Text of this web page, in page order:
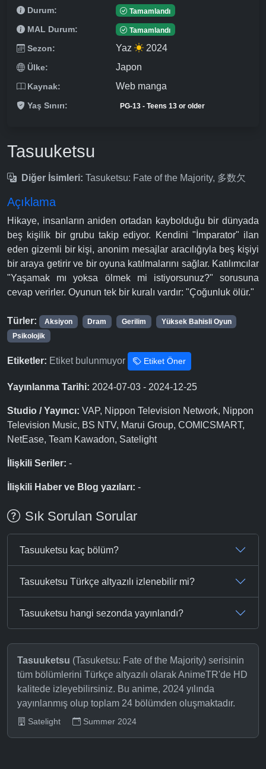
Durum: Tamamlandı
MAL Durum: Tamamlandı
Sezon: Yaz 2024
Ülke: Japon
Kaynak: Web manga
Yaş Sınırı: PG-13 - Teens 13 or older
Tasuuketsu
Diğer İsimleri: Tasuketsu: Fate of the Majority, 多数欠
Açıklama
Hikaye, insanların aniden ortadan kaybolduğu bir dünyada
beş kişilik bir grubu takip ediyor. Kendini "İmparator" ilan
eden gizemli bir kişi, anonim mesajlar aracılığıyla beş kişiyi
bir araya getirir ve bir oyuna katılmalarını sağlar. Katılımcılar
"Yaşamak mı yoksa ölmek mi istiyorsunuz?" sorusuna
cevap verirler. Oyunun tek bir kuralı vardır: "Çoğunluk ölür."
Türler: Aksiyon Dram Gerilim
Yüksek Bahisli Oyun
Psikolojik
Etiketler: Etiket bulunmuyor Etiket Öner
Yayınlanma Tarihi: 2024-07-03 - 2024-12-25
Studio / Yayıncı: VAP, Nippon Television Network, Nippon
Television Music, BS NTV, Marui Group, COMICSMART,
NetEase, Team Kawadon, Satelight
İlişkili Seriler: -
İlişkili Haber ve Blog yazıları: -
Sık Sorulan Sorular
Tasuuketsu kaç bölüm?
Tasuuketsu Türkçe altyazılı izlenebilir mi?
Tasuuketsu hangi sezonda yayınlandı?
Tasuuketsu (Tasuketsu: Fate of the Majority) serisinin
tüm bölümlerini Türkçe altyazılı olarak AnimeTR'de HD
kalitede izleyebilirsiniz. Bu anime, 2024 yılında
yayınlanmış olup toplam 24 bölümden oluşmaktadır.
Satelight Summer 2024